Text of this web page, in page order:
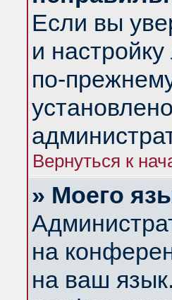
Если вы
и
по-
Вернуться к
» Моего
на
на ваш